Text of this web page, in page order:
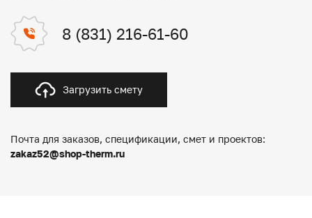
8 (831) 216-61-60
Загрузить смету
Почта для заказов, спецификации, смет и проектов:
zakaz52@shop-therm.ru